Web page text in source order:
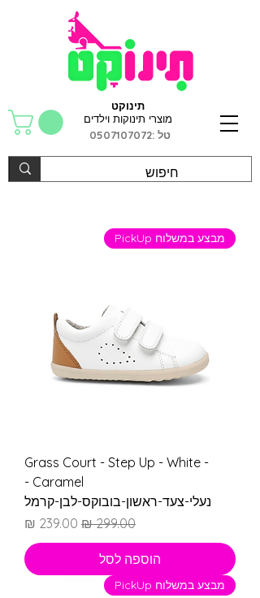
תינוקט
מוצרי תינוקות וילדים
טל :0507107072
מבצע במשלוח PickUp
Grass Court - Step Up - White -
Caramel -
נעלי-צעד-ראשון-בובוקס-לבן-קרמל
מחיר רגיל מחיר מבצע
הוספה לסל
מבצע במשלוח PickUp